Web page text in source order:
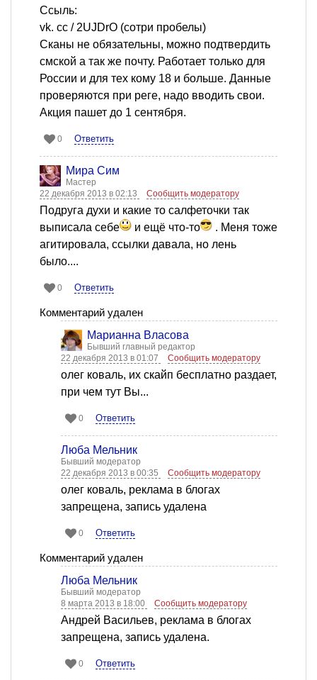
Ссыль:
vk. cc / 2UJDrO (сотри пробелы)
Сканы не обязательны, можно подтвердить
смской а так же почту. Работает только для
России и для тех кому 18 и больше. Данные
проверяются при реге, надо вводить свои.
Акция пашет до 1 сентября.
0 Ответить
Мира Сим
Мастер
22 декабря 2013 в 02:13
Сообщить модератору
Подруга духи и какие то салфеточки так
выписала себе
и ещё что-то
. Меня тоже
агитировала, ссылки давала, но лень
было....
0 Ответить
Комментарий удален
Марианна Власова
Бывший главный редактор
22 декабря 2013 в 01:07
Сообщить модератору
олег коваль, их скайп бесплатно раздает,
при чем тут Вы...
0 Ответить
Люба Мельник
Бывший модератор
22 декабря 2013 в 00:35
Сообщить модератору
олег коваль, реклама в блогах
запрещена, запись удалена
0 Ответить
Комментарий удален
Люба Мельник
Бывший модератор
8 марта 2013 в 18:00
Сообщить модератору
Андрей Васильев, реклама в блогах
запрещена, запись удалена.
0 Ответить